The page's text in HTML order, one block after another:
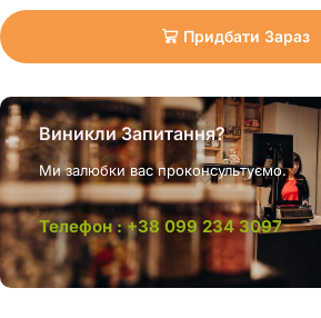
Придбати Зараз
Виникли Запитання?
Ми залюбки вас проконсультуємо.
Телефон : +38 099 234 3097